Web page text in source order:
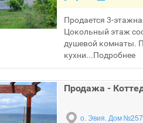
Продается 3-
Цокольный этаж
душевой комнаты.
кухни...Подробнее
Продажа -
о. Эвия. Дом